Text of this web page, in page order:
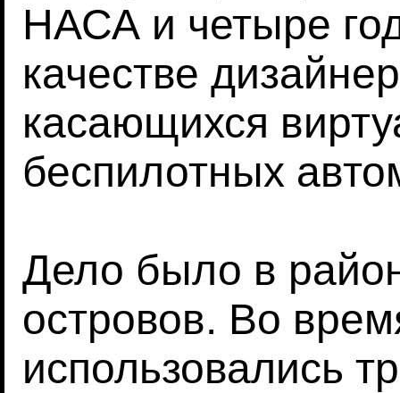
НАСА и четыре
качестве
касающихся
беспилотных
Дело было в
островов. Во
использовались